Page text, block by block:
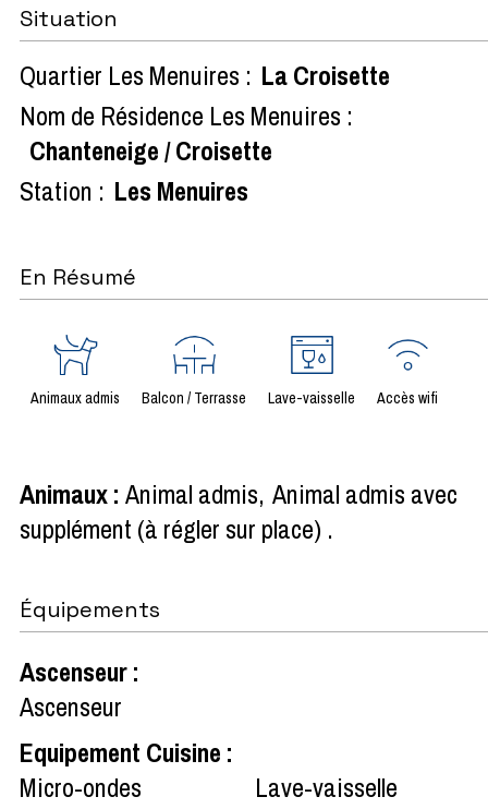
Situation
Quartier Les Menuires : La Croisette
Nom de Résidence Les Menuires :
Chanteneige / Croisette
Station : Les Menuires
En Résumé
Animaux admis Balcon / Terrasse Lave-vaisselle Accès wifi
Animaux: Animal admis Animal admis avec
supplément (à régler sur place)
Équipements
Ascenseur:
Ascenseur
Equipement Cuisine :
Micro-ondes
Lave-vaisselle